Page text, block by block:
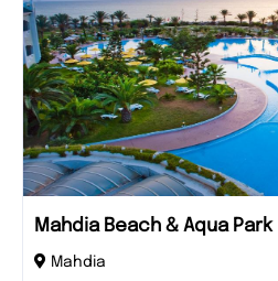
Mahdia Beach & Aqua Park
Mahdia